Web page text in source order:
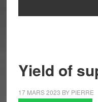
Yield of
17 MARS 2023 BY PIERRE